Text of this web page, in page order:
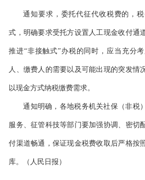
通知要求，委托代征代收税费的，
式，明确要求受托方设置人工现金收付通
推进“非接触式”办税的同时，应当充分
人、缴费人的需要以及可能出现的突发情
以现金方式纳税缴费需求。
通知明确，各地税务机关社保（非税
服务、征管科技等部门要加强协调、密切
付渠道畅通，保证现金税费收取后严格按
库。（人民日报）